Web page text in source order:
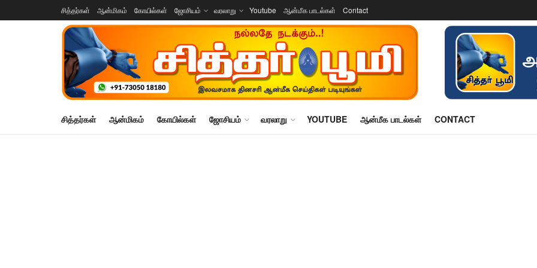
சித்தர்கள் ஆன்மிகம் கோயில்கள் ஜோசியம் வரலாறு Youtube ஆன்மீக பாடல்கள் Contact
சித்தர்கள் ஆன்மிகம் கோயில்கள் ஜோசியம் வரலாறு YOUTUBE ஆன்மீக பாடல்கள் CONTACT